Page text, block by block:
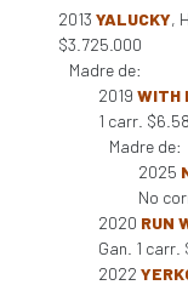
2013 YALUCKY,
$3.725.000
Madre de:
2019 WITH
1 carr.
Madre de:
2025
No
2020 RUN
Gan. 1
2022